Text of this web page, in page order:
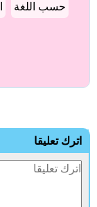
حسب اللغة
اترك تعليقا